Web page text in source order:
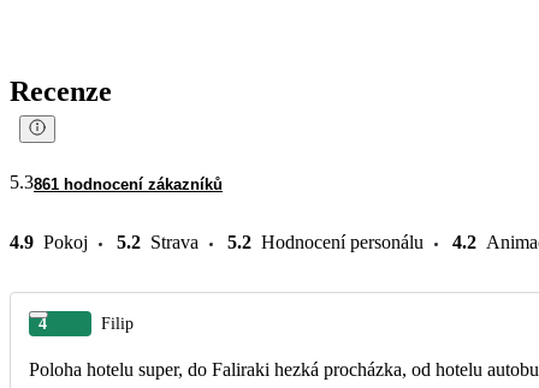
Recenze
5.3861 hodnocení zákazníků
4.9 Pokoj 5.2 Strava 5.2 Hodnocení personálu 4.2
4 Filip
Poloha hotelu super, do Faliraki hezká procházka, od hotelu